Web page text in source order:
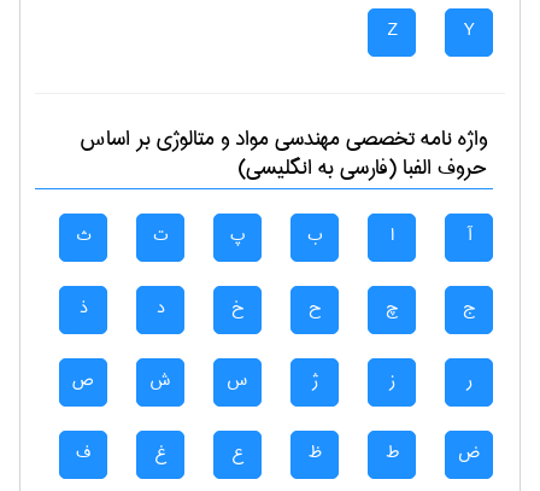
Y
Z
واژه نامه تخصصیمهندسی مواد و متالوژیبر اساس
حروف الفبا (فارسی به انگلیسی)
آ ا ب پ ت ث
ج چ ح خ د ذ
ر ز ژ س ش ص
ض ط ظ ع غ ف